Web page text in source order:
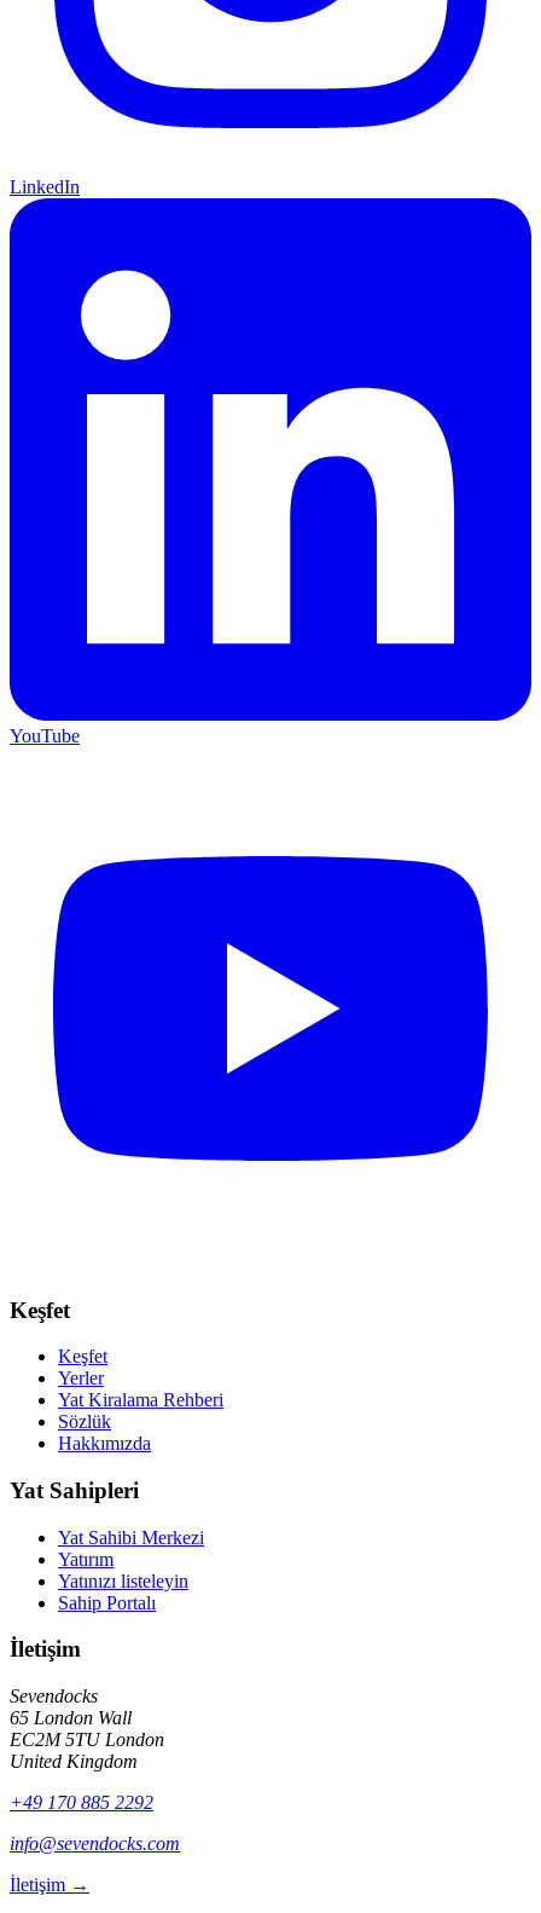
LinkedIn
YouTube
Keşfet
Keşfet
Yerler
Yat Kiralama Rehberi
Sözlük
Hakkımızda
Yat Sahipleri
Yat Sahibi Merkezi
Yatırım
Yatınızı listeleyin
Sahip Portalı
İletişim
Sevendocks
65 London Wall
EC2M 5TU London
United Kingdom
+49 170 885 2292
info@sevendocks.com
İletişim →